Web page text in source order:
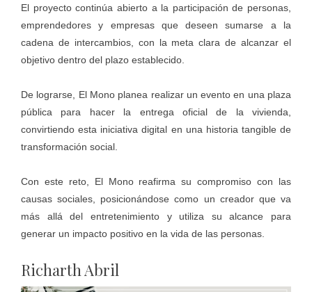
El proyecto continúa abierto a la participación de personas,
emprendedores y empresas que deseen sumarse a la
cadena de intercambios, con la meta clara de alcanzar el
objetivo dentro del plazo establecido.
De lograrse, El Mono planea realizar un evento en una plaza
pública para hacer la entrega oficial de la vivienda,
convirtiendo esta iniciativa digital en una historia tangible de
transformación social.
Con este reto, El Mono reafirma su compromiso con las
causas sociales, posicionándose como un creador que va
más allá del entretenimiento y utiliza su alcance para
generar un impacto positivo en la vida de las personas.
Richarth Abril